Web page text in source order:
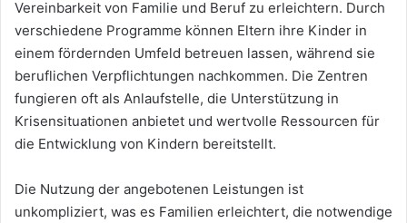
Vereinbarkeit von Familie und Beruf zu erleichtern. Durch
verschiedene Programme können Eltern ihre Kinder in
einem fördernden Umfeld betreuen lassen, während sie
beruflichen Verpflichtungen nachkommen. Die Zentren
fungieren oft als Anlaufstelle, die Unterstützung in
Krisensituationen anbietet und wertvolle Ressourcen für
die Entwicklung von Kindern bereitstellt.
Die Nutzung der angebotenen Leistungen ist
unkompliziert, was es Familien erleichtert, die notwendige